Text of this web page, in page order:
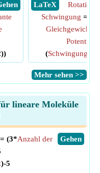
​ LaTeX
Schwingung =
Gleichgewicht
(
​Mehr sehen >>
lineare Moleküle
​Gehen
(3*Anzahl der
)-5